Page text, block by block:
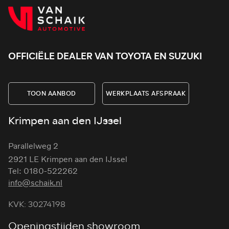
OFFICIËLE DEALER VAN TOYOTA EN SUZUKI
TOON AANBOD WERKPLAATS AFSPRAAK
Krimpen aan den IJssel
Parallelweg 2
2921 LE Krimpen aan den IJssel
Tel: 0180-522262
info@schaik.nl
KVK: 30274198